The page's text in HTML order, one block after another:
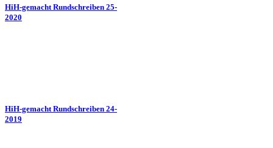
HiH-gemacht Rundschreiben 25-
2020
HiH-gemacht Rundschreiben 24-
2019